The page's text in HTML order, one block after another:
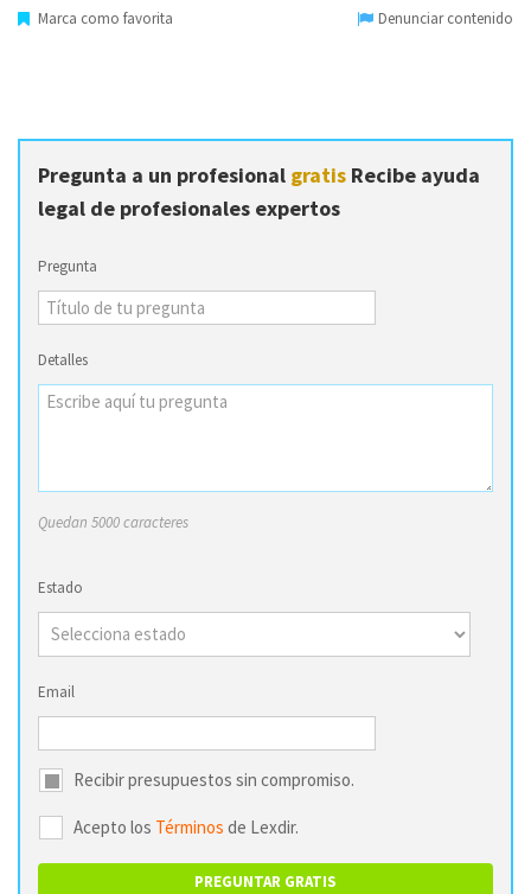
Marca como favorita Denunciar contenido
Pregunta a un profesional gratis Recibe ayuda
legal de profesionales expertos
Pregunta
Detalles
Quedan 5000 caracteres
Estado
Email
Recibir presupuestos sin compromiso.
Acepto los Términos de Lexdir.